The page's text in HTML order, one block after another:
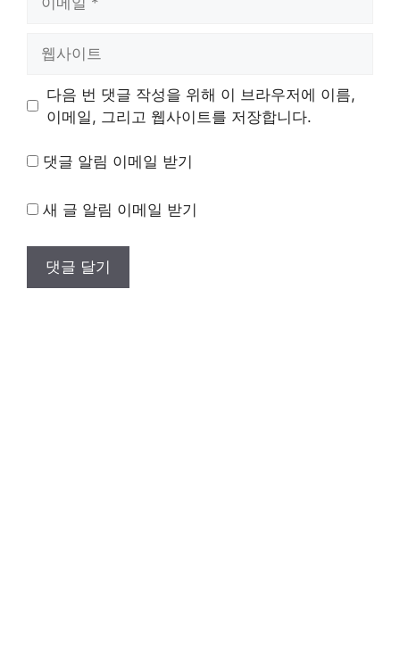
트
다음 번 댓글 작성을 위해 이 브라우저에 이름,
이메일, 그리고 웹사이트를 저장합니다.
댓글 알림 이메일 받기
새 글 알림 이메일 받기